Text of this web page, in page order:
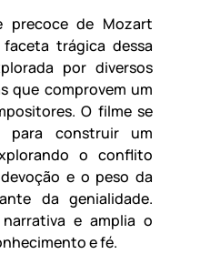
precoce de Mozart
trágica dessa
por diversos
que comprovem um
O filme se
para construir um
o conflito
e o peso da
da genialidade.
e amplia o
e fé.